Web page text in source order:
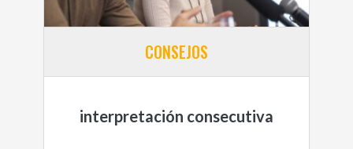
CONSEJOS
interpretación consecutiva